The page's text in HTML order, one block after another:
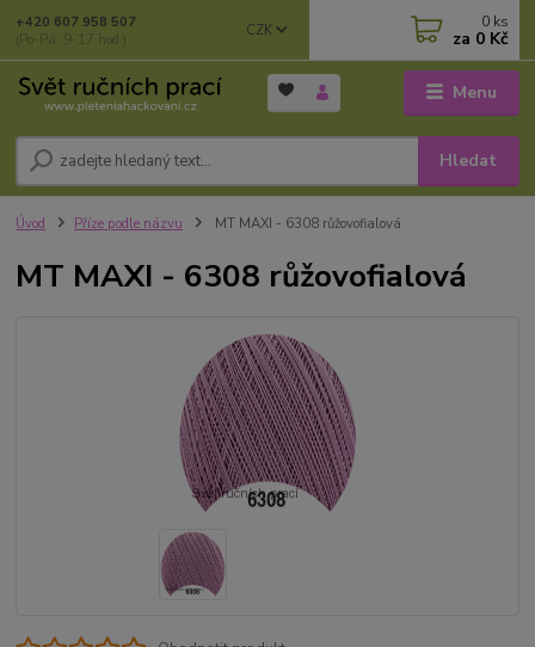
Menu
CZK
Hledat
+420 607 958 507
(Po-Pá, 9-17 hod.)
0 ks
za 0 Kč
Úvod Příze podle názvu MT MAXI - 6308 růžovofialová
MT MAXI - 6308 růžovofialová